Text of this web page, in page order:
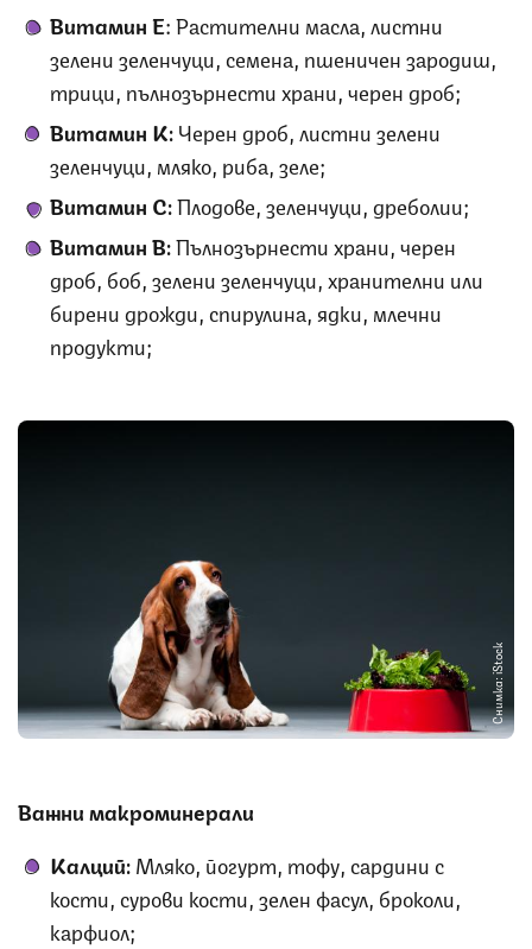
Витамин Е: Растителни масла, листни
зелени зеленчуци, семена, пшеничен зародиш,
трици, пълнозърнести храни, черен дроб;
Витамин K:Черен дроб, листни зелени
зеленчуци, мляко, риба, зеле;
Витамин С:Плодове, зеленчуци, дреболии;
Витамин В:Пълнозърнести храни, черен
дроб, боб, зелени зеленчуци, хранителни или
бирени дрожди, спирулина, ядки, млечни
продукти;
Снимка: iStock
Важни макроминерали
Калций:Мляко, йогурт, тофу, сардини с
кости, сурови кости, зелен фасул, броколи,
карфиол;